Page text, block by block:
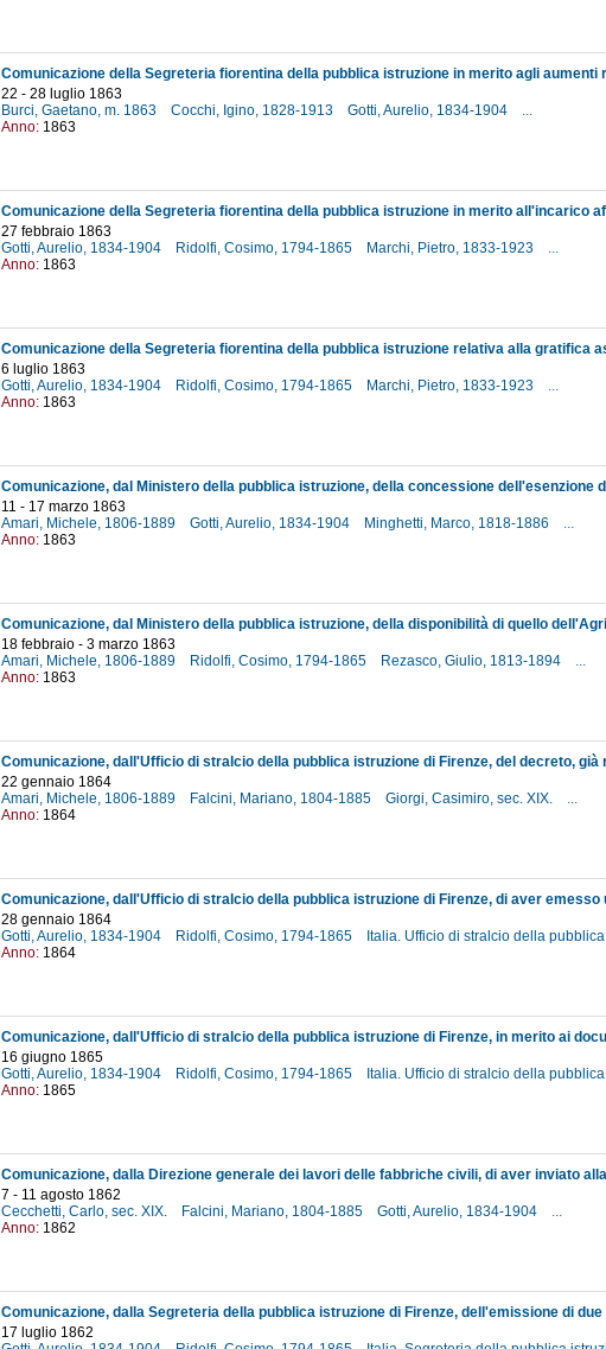
22 - 28 luglio 1863
Burci, Gaetano, m. 1863
Cocchi, Igino, 1828-1913 Gotti, Aurelio, 1834-1904
...
Anno: 1863
27 febbraio 1863
Gotti, Aurelio, 1834-1904
Ridolfi, Cosimo, 1794-1865 Marchi, Pietro, 1833-1923
...
Anno: 1863
6 luglio 1863
Gotti, Aurelio, 1834-1904
Ridolfi, Cosimo, 1794-1865 Marchi, Pietro, 1833-1923
...
Anno: 1863
11 - 17 marzo 1863
Amari, Michele, 1806-1889
Gotti, Aurelio, 1834-1904 Minghetti, Marco, 1818-1886
...
Anno: 1863
18 febbraio - 3 marzo 1863
Amari, Michele, 1806-1889
Ridolfi, Cosimo, 1794-1865 Rezasco, Giulio, 1813-1894
...
Anno: 1863
22 gennaio 1864
Amari, Michele, 1806-1889
Falcini, Mariano, 1804-1885 Giorgi, Casimiro, sec. XIX.
...
Anno: 1864
28 gennaio 1864
Gotti, Aurelio, 1834-1904
Ridolfi, Cosimo, 1794-1865
Italia. Ufficio di stralcio della
Anno: 1864
16 giugno 1865
Gotti, Aurelio, 1834-1904
Ridolfi, Cosimo, 1794-1865
Italia. Ufficio di stralcio della
Anno: 1865
7 - 11 agosto 1862
Cecchetti, Carlo, sec. XIX.
Falcini, Mariano, 1804-1885 Gotti, Aurelio, 1834-1904
...
Anno: 1862
17 luglio 1862